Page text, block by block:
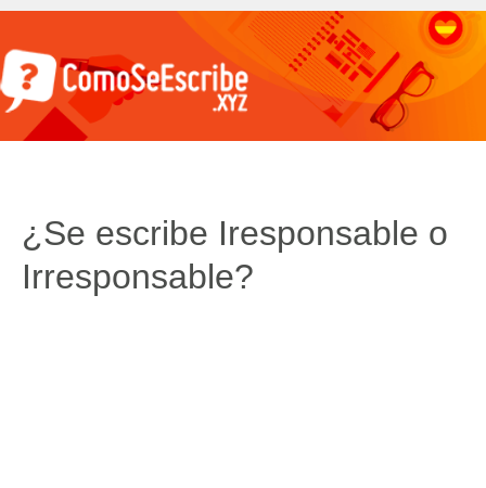
¿Se escribe Iresponsable o
Irresponsable?